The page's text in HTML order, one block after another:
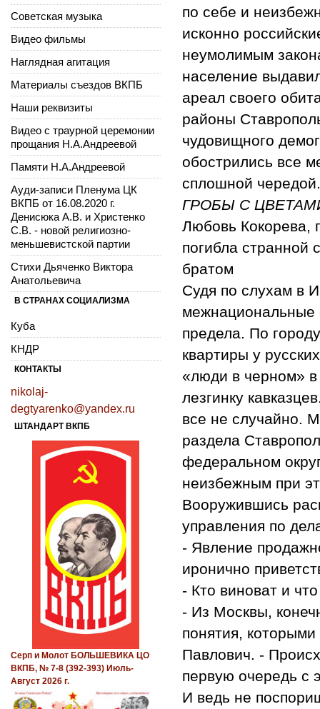
по себе и
исконно
неумолимым
население
ареал своего
районы
чудовищного
обострились все
сплошной чередой.
ГРОБЫ С
Любовь Кокорева,
погибла
братом
Судя по слухам в
межнациональные
предела. По
квартиры у
«люди в черном»
лезгинку
все не случайно.
раздела
федеральном
неизбежным при
Вооружившись
управления по
- Явление
иронично
- Кто виноват и
- Из Москвы,
понятия,
Павлович. -
первую очередь с
И ведь не
Советская музыка
Видео фильмы
Наглядная агитация
Материалы съездов ВКПБ
Наши реквизиты
Видео с траурной церемонии
прощания Н.А.Андреевой
Памяти Н.А.Андреевой
Ауди-записи Пленума ЦК
ВКПБ от 16.08.2020 г.
Денисюка А.В. и Христенко
С.В. - новой религиозно-
меньшевистской партии
Стихи Дьяченко Виктора
Анатольевича
В СТРАНАХ СОЦИАЛИЗМА
Куба
КНДР
КОНТАКТЫ
nikolaj-
degtyarenko@yandex.ru
ШТАНДАРТ ВКПБ
Серп и Молот БОЛЬШЕВИКА ЦО
ВКПБ, № 7-8 (392-393) Июль-
Август 2026 г.